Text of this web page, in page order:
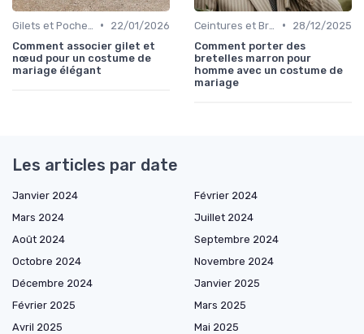
•
22/01/2026
Comment associer gilet et
nœud pour un costume de
mariage élégant
•
28/12/2025
Comment porter des
bretelles marron pour
homme avec un costume de
mariage
Les articles par date
Janvier 2024
Février 2024
Mars 2024
Juillet 2024
Août 2024
Septembre 2024
Octobre 2024
Novembre 2024
Décembre 2024
Janvier 2025
Février 2025
Mars 2025
Avril 2025
Mai 2025